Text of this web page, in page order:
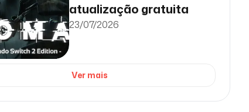
atualização gratuita
23/07/2026
Ver mais